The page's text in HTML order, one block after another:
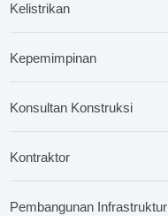
Kelistrikan
Kepemimpinan
Konsultan Konstruksi
Kontraktor
Pembangunan Infrastruktur